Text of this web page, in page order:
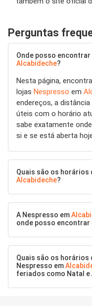
Perguntas
Onde posso
Alcabideche?
Nesta página,
lojas Nespresso em
endereços, a
úteis com o horário
sabe exatamente
si e se está aberta
Quais são os horários
Alcabideche?
A Nespresso em
onde posso
Quais são os horários
Nespresso em
feriados como Natal e